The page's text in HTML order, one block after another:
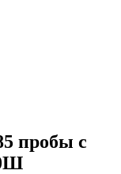
пробы с